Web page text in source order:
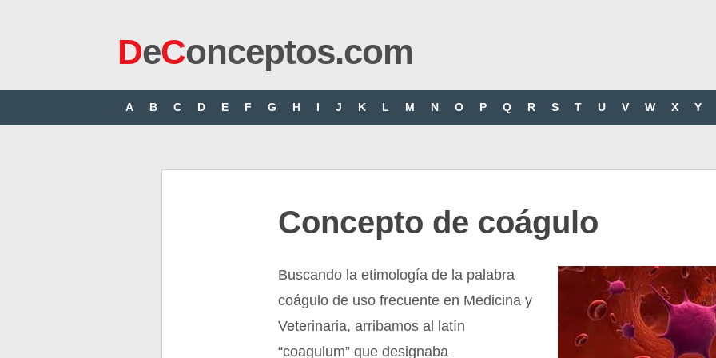
DeConceptos.com
A B C D E F G H I J K L M N O P Q R S T U V W X Y
Concepto de coágulo
Buscando la etimología de la palabra
coágulo de uso frecuente en Medicina y
Veterinaria, arribamos al latín
“coagulum” que designaba